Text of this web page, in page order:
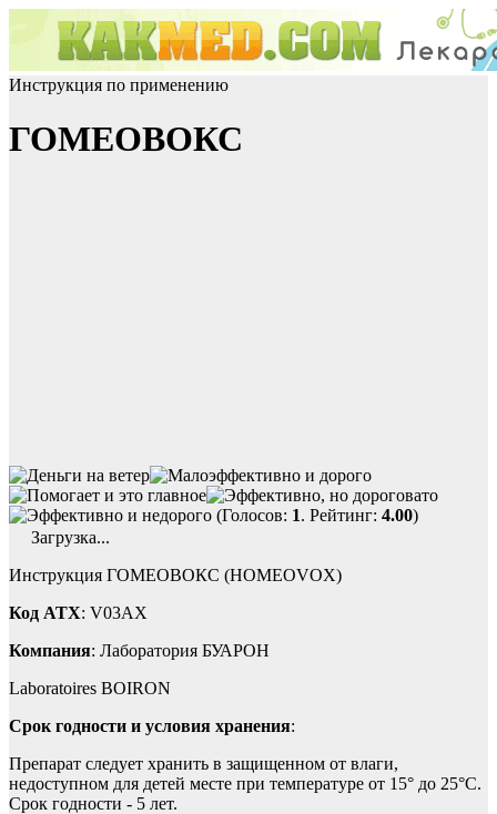
Инструкция по применению
ГОМЕОВОКС
(Голосов: 1. Рейтинг: 4.00)
Загрузка...
Инструкция ГОМЕОВОКС (HOMEOVOX)
Код ATX: V03AX
Компания: Лаборатория БУАРОН
Laboratoires BOIRON
Срок годности и условия хранения:
Препарат следует хранить в защищенном от влаги,
недоступном для детей месте при температуре от 15° до 25°С.
Срок годности - 5 лет.